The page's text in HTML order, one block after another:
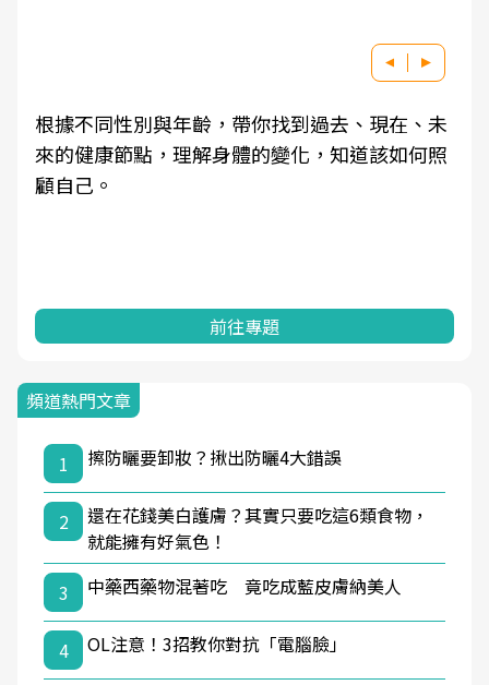
根據不同性別與年齡，帶你找到過去、現在、未
來的健康節點，理解身體的變化，知道該如何照
顧自己。
前往專題
頻道熱門文章
1 擦防曬要卸妝？揪出防曬4大錯誤
2
還在花錢美白護膚？其實只要吃這6類食物，
就能擁有好氣色！
3
中藥西藥物混著吃 竟吃成藍皮膚納美人
4 OL注意！3招教你對抗「電腦臉」